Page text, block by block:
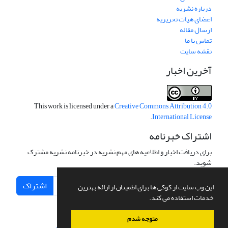
این وب سایت از کوکی ها برای اطمینان از ارائه بهترین
خدمات استفاده می کند.
متوجه شدم
درباره نشریه
اعضای هیات تحریریه
ارسال مقاله
تماس با ما
نقشه سایت
آخرین اخبار
This work is licensed under aCreative Commons Attribution 4.0
International License
.
اشتراک خبرنامه
برای دریافت اخبار و اطلاعیه های مهم نشریه در خبرنامه نشریه مشترک
شوید.
اشتراک